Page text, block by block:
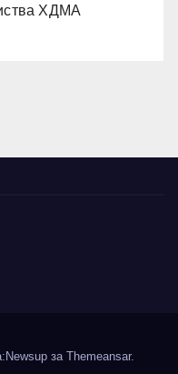
ХДМА
заThemeansar.